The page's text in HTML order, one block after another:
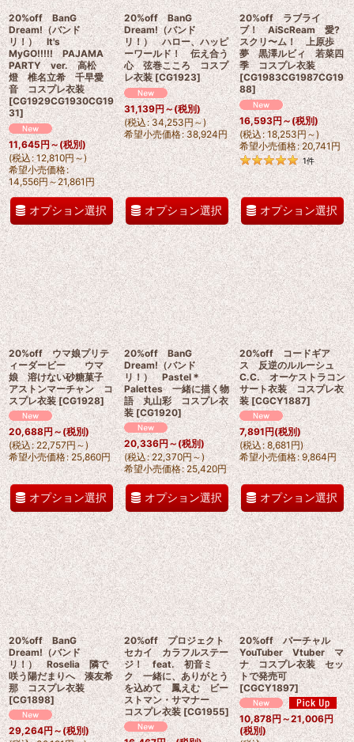
20%off BanG
Dream!（バンド
リ！） It's
MyGO!!!!! PAJAMA
PARTY ver. 高松
燈 椎名立希 千早愛
音 コスプレ衣装
[CG1929CG1930CG19
31]
11,645円～(税別)
(税込: 12,810円～)
希望小売価格:
14,556円～21,861円
オプション選択
20%off BanG
Dream!（バンド
リ！） ハロー、ハッピ
ーワールド！ 伝え合う
心 弦巻こころ コスプ
レ衣装 [CG1923]
31,139円～(税別)
(税込: 34,253円～)
希望小売価格: 38,924円
オプション選択
20%off ラブライ
ブ！ AiScReam 愛?
スクリ〜ム！ 上原歩
夢 黒澤ルビィ 若菜四
季 コスプレ衣装
[CG1983CG1987CG19
88]
16,593円～(税別)
(税込 : 18,253円～)
希望小売価格: 20,741円
1件
オプション選択
20%off ウマ娘プリテ
ィーダービー ウマ
娘 溶けない砂糖菓子
アストンマーチャン コ
スプレ衣装 [CG1928]
20,688円～(税別)
(税込: 22,757円～)
希望小売価格: 25,860円
オプション選択
20%off BanG
Dream!（バンド
リ！） Pastel＊
Palettes 一緒に描く物
語 丸山彩 コスプレ衣
装 [CG1920]
20,336円～(税別)
(税込: 22,370円～)
希望小売価格: 25,420円
オプション選択
20%off コードギア
ス 反逆のルルーシュ
C.C. オーケストラコン
サート衣装 コスプレ衣
装 [CGCY1887]
7,891円(税別)
(税込: 8,681 円)
希望小売価格: 9,864円
オプション選択
20%off BanG
Dream!（バンド
リ！） Roselia 隣で
咲う陽だまりへ 湊友希
那 コスプレ衣装
[CG1898]
29,264円～(税別)
20%off プロジェクト
セカイ カラフルステー
ジ！ feat. 初音ミ
ク 一緒に、ありがとう
を込めて 鳳えむ ビー
ストマン・サマナー
コスプレ衣装 [CG1955]
20%off バーチャル
YouTuber Vtuber マ
ナ コスプレ衣装 セッ
トで発売可
[CGCY1897]
10,878円～21,006円
(税別)